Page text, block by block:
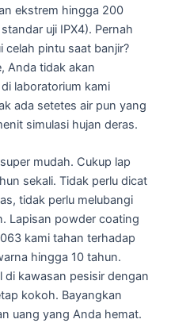
ekstrem hingga 200
uji IPX4). Pernah
celah pintu saat banjir?
Anda tidak akan
laboratorium kami
ada setetes air pun yang
simulasi hujan deras.
mudah. Cukup lap
sekali. Tidak perlu dicat
tidak perlu melubangi
Lapisan powder coating
kami tahan terhadap
hingga 10 tahun.
di kawasan pesisir dengan
kokoh. Bayangkan
uang yang Anda hemat.